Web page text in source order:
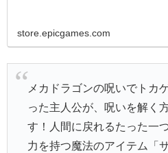
store.epicgames.com
メカドラゴンの呪いでトカ
った主人公が、呪いを解く
す！人間に戻れるたった一
力を持つ魔法のアイテム「